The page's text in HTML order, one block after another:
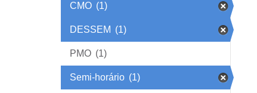
CMO (1)
DESSEM (1)
PMO (1)
Semi-horário (1)